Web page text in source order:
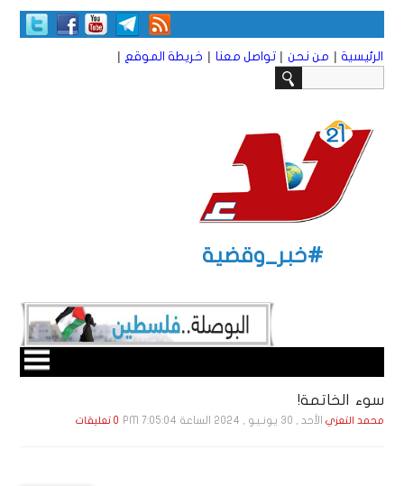
الرئيسية | من نحن | تواصل معنا | خريطة الموقع |
#خبر_وقضية
سوء الخاتمة!
محمد التعزي الأحد , 30 يـونـيـو , 2024 الساعة 7:05:04 PM 0 تعليقات